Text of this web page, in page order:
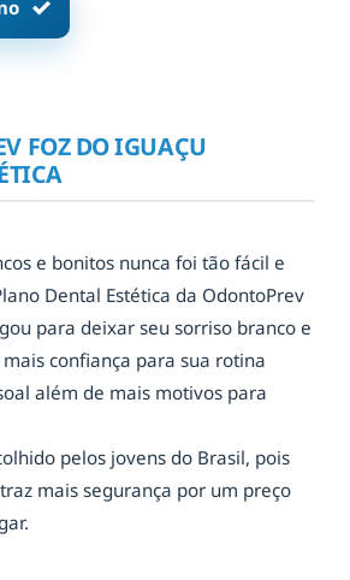
FOZ DO IGUAÇU
e bonitos nunca foi tão fácil e
Dental Estética da OdontoPrev
para deixar seu sorriso branco e
confiança para sua rotina
além de mais motivos para
pelos jovens do Brasil, pois
mais segurança por um preço